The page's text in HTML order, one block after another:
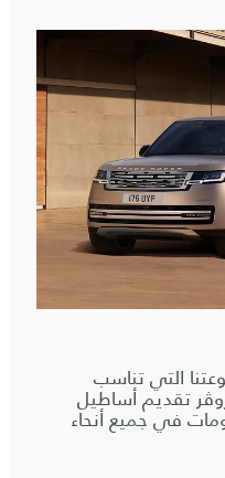
التي تناسب
تقديم أساطيل
في جميع أنحاء